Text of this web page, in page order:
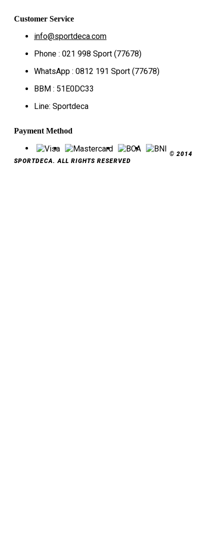
Customer Service
info@sportdeca.com
Phone : 021 998 Sport (77678)
WhatsApp : 0812 191 Sport (77678)
BBM : 51E0DC33
Line: Sportdeca
Payment Method
© 2014
SPORTDECA. ALL RIGHTS RESERVED